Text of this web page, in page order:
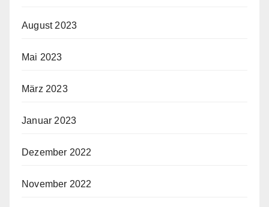
August 2023
Mai 2023
März 2023
Januar 2023
Dezember 2022
November 2022